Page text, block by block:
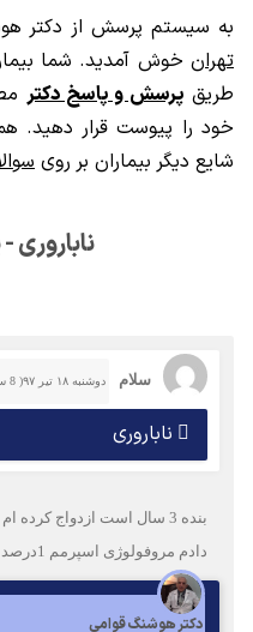
به سیستم پرسش از دکتر
تهران خوش آمدید. شما
طریق پرسش و پاسخ دکتر
خود را پیوست قرار دهید.
شایع دیگر بیماران بر روی
ناباروری -
سلام دوشنبه ۱۸ تیر ۹۷( 8 سال پیش)
ناباروری
بنده 3 سال است ازدواج
دادم مروفولوژی اسپرمم 1درصد است آیا راهی دارد تشکر
دکتر هوشنگ قوامی